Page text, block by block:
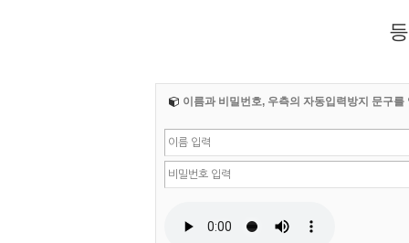
이름과 비밀번호, 우측의 자동입력방지 문구를